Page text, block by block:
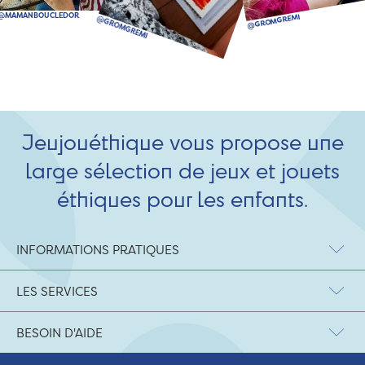
Jeujouéthique vous propose une
large sélection de jeux et jouets
éthiques pour les enfants.
INFORMATIONS PRATIQUES
LES SERVICES
BESOIN D'AIDE